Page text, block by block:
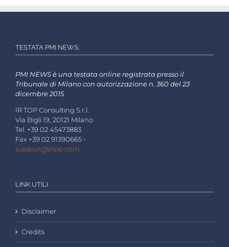
TESTATA PMI NEWS:
PMI NEWS è una testata online registrata presso il
Tribunale di Milano con autorizzazione n. 360 del 23
dicembre 2015
IR TOP Consulting S.r.l.
Via Bigli 19, 20121 Milano
Tel. +39 02 45473883
Fax +39 02 91390665 -
support@irtop.com
LINK UTILI
Disclaimer
Credits